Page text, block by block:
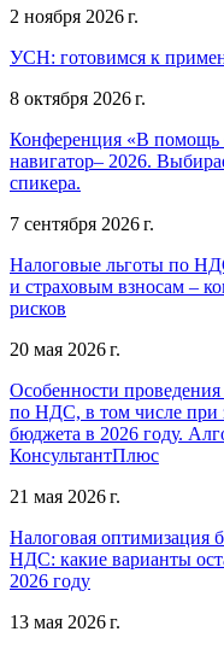
2 ноября 2026 г.
УСН: готовимся к
8 октября 2026 г.
Конференция «В помощь
навигатор– 2026.
спикера.
7 сентября 2026 г.
Налоговые льготы по
и страховым взносам –
рисков
20 мая 2026 г.
Особенности
по НДС, в том числе при
бюджета в 2026 году.
КонсультантПлюс
21 мая 2026 г.
Налоговая оптимизация
НДС: какие варианты
2026 году
13 мая 2026 г.